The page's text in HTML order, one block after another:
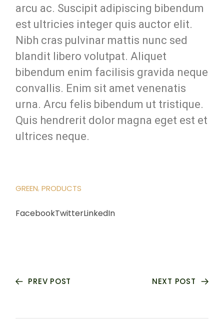
arcu ac. Suscipit adipiscing bibendum
est ultricies integer quis auctor elit.
Nibh cras pulvinar mattis nunc sed
blandit libero volutpat. Aliquet
bibendum enim facilisis gravida neque
convallis. Enim sit amet venenatis
urna. Arcu felis bibendum ut tristique.
Quis hendrerit dolor magna eget est et
ultrices neque.
GREEN PRODUCTS
FacebookTwitterLinkedIn
PREV POST NEXT POST